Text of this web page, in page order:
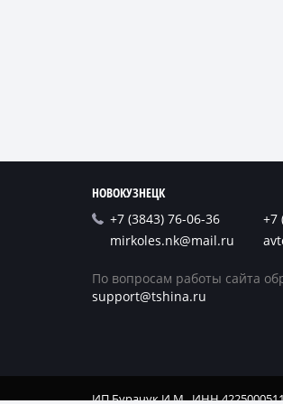
НОВОКУЗНЕЦК
+7 (3843) 76-06-36
+7
mirkoles.nk@mail.ru
По вопросам работы сайта
support@tshina.ru
ИП Бурачук И.М., ИНН